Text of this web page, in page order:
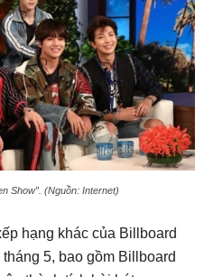
Show”. (Nguồn: Internet)
hạng khác của Billboard
5, bao gồm Billboard